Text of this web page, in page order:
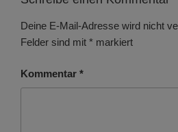
Deine E-Mail-Adresse wird nicht
Felder sind mit * markiert
Kommentar *